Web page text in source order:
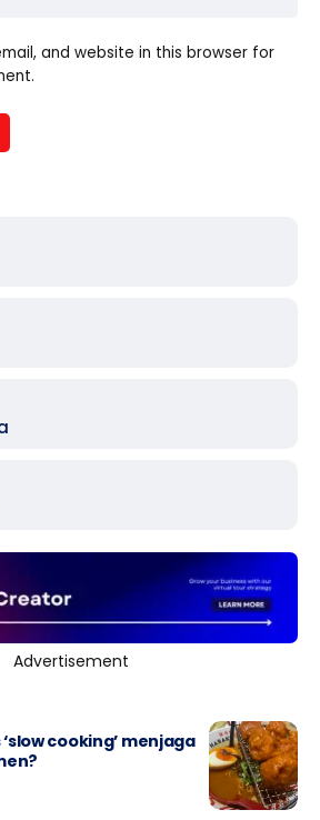
and website in this browser for
Advertisement
cooking’ menjaga